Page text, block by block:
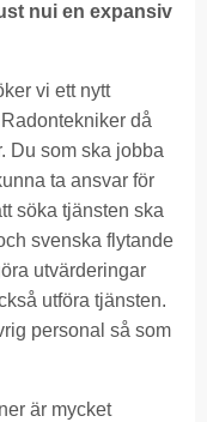
nui en expansiv
vi ett nytt
då
Du som ska jobba
ta ansvar för
söka tjänsten ska
svenska flytande
utvärderingar
utföra tjänsten.
personal så som
är mycket